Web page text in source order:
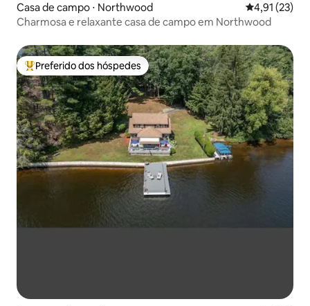
Casa de campo ⋅ Northwood 4,91 de uma
4,91 (23)
Charmosa e relaxante casa de campo em Northwood
Entre os melhores preferidos dos hóspedes
Preferido dos hóspedes